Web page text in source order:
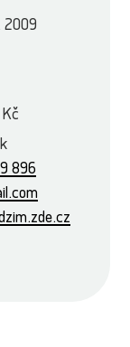
2009
896